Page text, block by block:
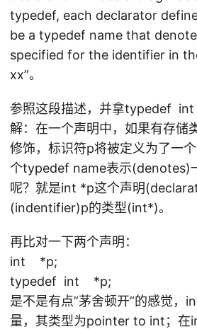
typedef, each declarator
be a typedef name that
specified for the identifier in
xx”。
参照这段描述，并拿typedef
解：在一个声明中，如果有存储
修饰，标识符p将被定义为了一
个typedef name表示(denotes)
呢？就是int *p这个声明
(indentifier)p的类型(int*)。
再比对一下两个声明：
int *p;
typedef int *p;
是不是有点”茅舍顿开”的感觉，
量，其类型为pointer to int；在